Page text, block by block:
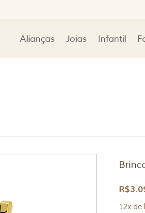
Alianças Joias Infantil
R$
12x de